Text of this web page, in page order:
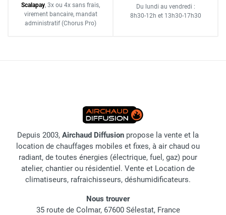
Scalapay, 3x ou 4x sans frais,
virement bancaire, mandat
administratif (Chorus Pro)
Du lundi au vendredi :
8h30-12h et 13h30-17h30
Depuis 2003, Airchaud Diffusion propose la vente et la
location de chauffages mobiles et fixes, à air chaud ou
radiant, de toutes énergies (électrique, fuel, gaz) pour
atelier, chantier ou résidentiel. Vente et Location de
climatiseurs, rafraichisseurs, déshumidificateurs.
Nous trouver
35 route de Colmar, 67600 Sélestat, France